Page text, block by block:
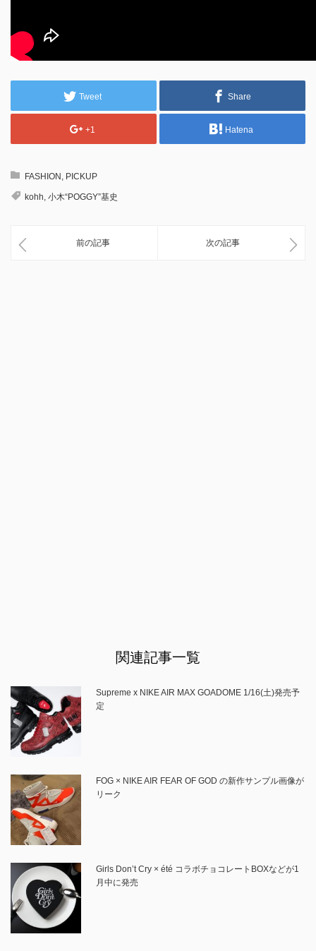
Tweet Share
+1 Hatena
FASHION PICKUP
kohh 小木“POGGY”基史
前の記事 次の記事
関連記事一覧
Supreme x NIKE AIR MAX GOADOME 1/16(土)発売予
定
FOG × NIKE AIR FEAR OF GOD の新作サンプル画像が
リーク
Girls Don’t Cry × été コラボチョコレートBOXなどが1
月中に発売